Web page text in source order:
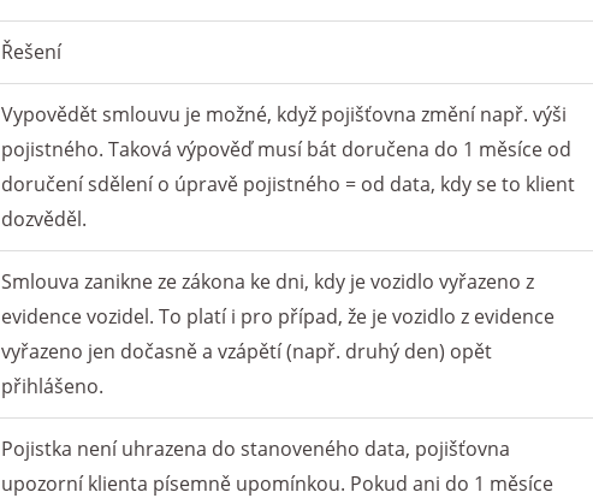
Řešení
Vypovědět smlouvu je možné, když pojišťovna změní např. výši
pojistného. Taková výpověď musí bát doručena do 1 měsíce od
doručení sdělení o úpravě pojistného = od data, kdy se to klient
dozvěděl.
Smlouva zanikne ze zákona ke dni, kdy je vozidlo vyřazeno z
evidence vozidel. To platí i pro případ, že je vozidlo z evidence
vyřazeno jen dočasně a vzápětí (např. druhý den) opět
přihlášeno.
Pojistka není uhrazena do stanoveného data, pojišťovna
upozorní klienta písemně upomínkou. Pokud ani do 1 měsíce